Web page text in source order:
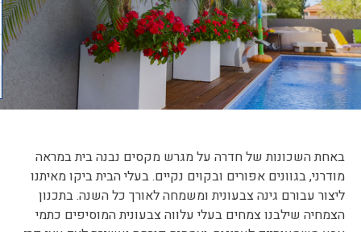
באחת השכונות של חדרה על מגרש מקסים נבנה בית במראה
מודרני, בגוונים אפורים ובקוים נקיים. בעלי הבית ביקו מאיתנו
ליצור עבורם גינה צבעונית ומשמחה לאורך כל השנה. בתכנון
הצמחיה שילבנו צמחים בעלי עלווה צבעונית המוסיפים כתמי